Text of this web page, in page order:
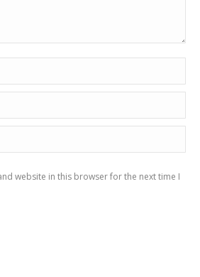
website in this browser for the next time I